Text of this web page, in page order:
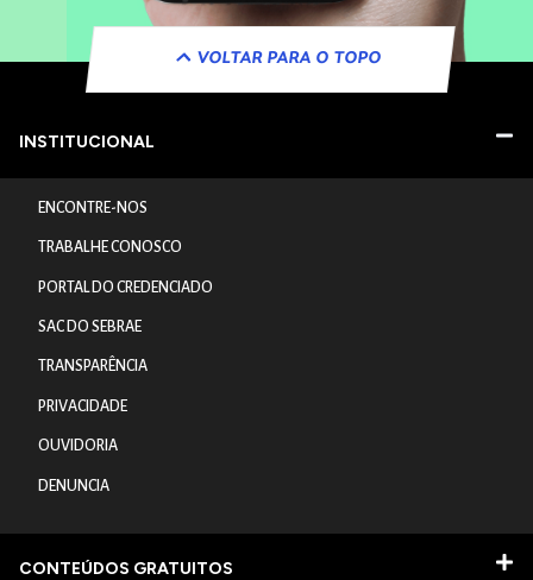
VOLTAR PARA O TOPO
INSTITUCIONAL
ENCONTRE-NOS
TRABALHE CONOSCO
PORTAL DO CREDENCIADO
SAC DO SEBRAE
TRANSPARÊNCIA
PRIVACIDADE
OUVIDORIA
DENUNCIA
CONTEÚDOS GRATUITOS